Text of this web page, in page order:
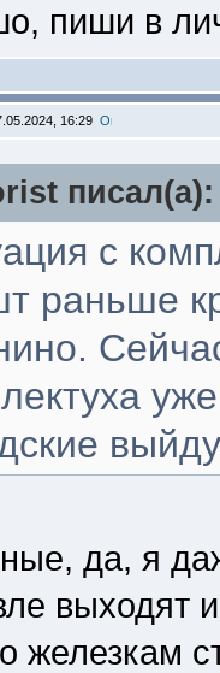
пиши в
16:29
писал(a):
с
раньше
да, я
выходят
железкам